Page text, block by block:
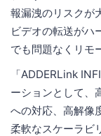
報漏洩のリスクが
ビデオの転送がハ
でも問題なくリモ
「ADDERLink
ーションとして、
への対応、高解像
柔軟なスケーラビ